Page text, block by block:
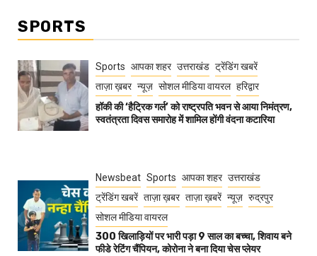
SPORTS
Sports आपका शहर उत्तराखंड ट्रेंडिंग खबरें
ताज़ा ख़बर न्यूज़ सोशल मीडिया वायरल हरिद्वार
हॉकी की ‘हैट्रिक गर्ल’ को राष्ट्रपति भवन से आया निमंत्रण,
स्वतंत्रता दिवस समारोह में शामिल होंगी वंदना कटारिया
Newsbeat Sports आपका शहर उत्तराखंड
ट्रेंडिंग खबरें ताज़ा ख़बर ताज़ा ख़बरें न्यूज़ रुद्रपुर
सोशल मीडिया वायरल
300 खिलाड़ियों पर भारी पड़ा 9 साल का बच्चा, शिवाय बने
फीडे रेटिंग चैंपियन, कोरोना ने बना दिया चेस प्लेयर